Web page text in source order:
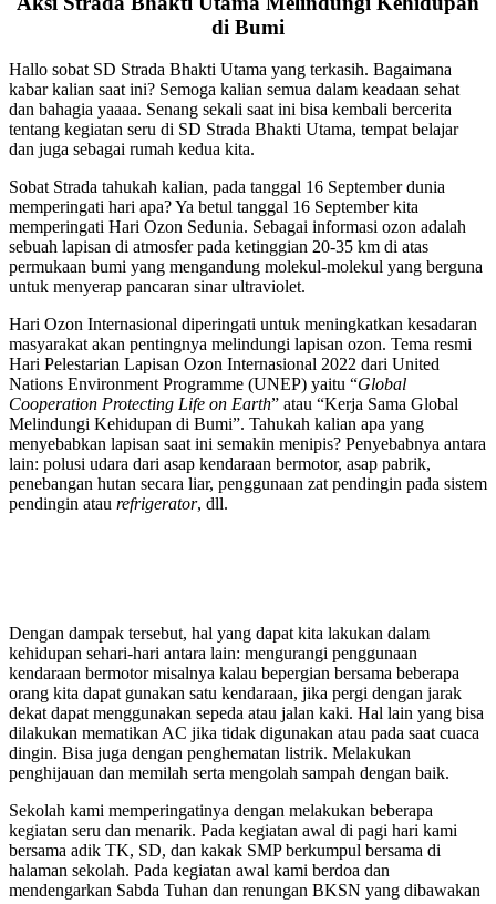
di Bumi
Hallo sobat SD Strada Bhakti Utama yang terkasih. Bagaimana
kabar kalian saat ini? Semoga kalian semua dalam keadaan sehat
dan bahagia yaaaa. Senang sekali saat ini bisa kembali bercerita
tentang kegiatan seru di SD Strada Bhakti Utama, tempat belajar
dan juga sebagai rumah kedua kita.
Sobat Strada tahukah kalian, pada tanggal 16 September dunia
memperingati hari apa? Ya betul tanggal 16 September kita
memperingati Hari Ozon Sedunia. Sebagai informasi ozon adalah
sebuah lapisan di atmosfer pada ketinggian 20-35 km di atas
permukaan bumi yang mengandung molekul-molekul yang berguna
untuk menyerap pancaran sinar ultraviolet.
Hari Ozon Internasional diperingati untuk meningkatkan kesadaran
masyarakat akan pentingnya melindungi lapisan ozon. Tema resmi
Hari Pelestarian Lapisan Ozon Internasional 2022 dari United
Nations Environment Programme (UNEP) yaitu “Global
Cooperation Protecting Life on Earth” atau “Kerja Sama Global
Melindungi Kehidupan di Bumi”. Tahukah kalian apa yang
menyebabkan lapisan saat ini semakin menipis? Penyebabnya antara
lain: polusi udara dari asap kendaraan bermotor, asap pabrik,
penebangan hutan secara liar, penggunaan zat pendingin pada sistem
pendingin atau refrigerator, dll.
Dengan dampak tersebut, hal yang dapat kita lakukan dalam
kehidupan sehari-hari antara lain: mengurangi penggunaan
kendaraan bermotor misalnya kalau bepergian bersama beberapa
orang kita dapat gunakan satu kendaraan, jika pergi dengan jarak
dekat dapat menggunakan sepeda atau jalan kaki. Hal lain yang bisa
dilakukan mematikan AC jika tidak digunakan atau pada saat cuaca
dingin. Bisa juga dengan penghematan listrik. Melakukan
penghijauan dan memilah serta mengolah sampah dengan baik.
Sekolah kami memperingatinya dengan melakukan beberapa
kegiatan seru dan menarik. Pada kegiatan awal di pagi hari kami
bersama adik TK, SD, dan kakak SMP berkumpul bersama di
halaman sekolah. Pada kegiatan awal kami berdoa dan
mendengarkan Sabda Tuhan dan renungan BKSN yang dibawakan